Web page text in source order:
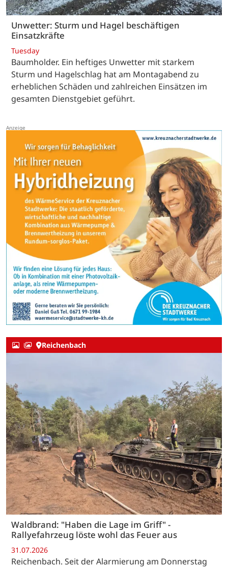
Unwetter: Sturm und Hagel beschäftigen
Einsatzkräfte
Tuesday
Baumholder. Ein heftiges Unwetter mit starkem
Sturm und Hagelschlag hat am Montagabend zu
erheblichen Schäden und zahlreichen Einsätzen im
gesamten Dienstgebiet geführt.
Reichenbach
Waldbrand: "Haben die Lage im Griff" -
Rallyefahrzeug löste wohl das Feuer aus
31.07.2026
Reichenbach. Seit der Alarmierung am Donnerstag